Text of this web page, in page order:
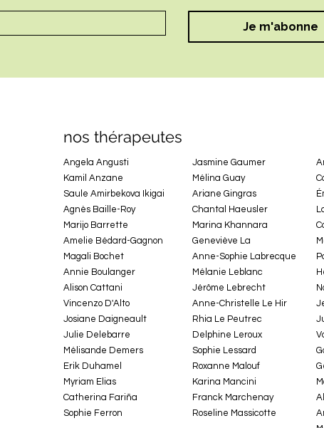
Je m'abonne
nos thérapeutes
Angela Angusti
Kamil Anzane
Saule Amirbekova Ikigai
Agnès Baille-Roy
Marijo Barrette
Amelie Bédard-Gagnon
Magali Bochet
Annie Boulanger
Alison Cattani
Vincenzo D'Alto
Josiane Daigneault
Julie Delebarre
Mélisande Demers
Erik Duhamel
Myriam Elias
Catherina Fariña
Sophie Ferron
Jasmine Gaumer
Mélina Guay
Ariane Gingras
Chantal Haeusler
Marina Khannara
Geneviève La
Anne-Sophie Labrecque
Mélanie Leblanc
Jérôme Lebrecht
Anne-Christelle Le Hir
Rhia Le Peutrec
Delphine Leroux
Sophie Lessard
Roxanne Malouf
Karina Mancini
Franck Marchenay
Roseline Massicotte